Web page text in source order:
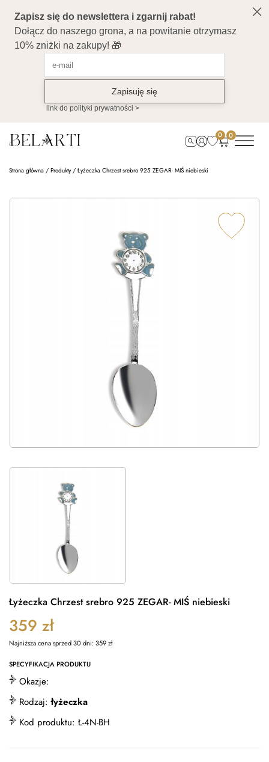
0 0
Strona główna / Produkty/ Łyżeczka Chrzest srebro 925 ZEGAR- MIŚ niebieski
Łyżeczka Chrzest srebro 925 ZEGAR- MIŚ niebieski
359 zł
Najniższa cena sprzed 30 dni:359zł
SPECYFIKACJA PRODUKTU
Okazje:
Rodzaj:łyżeczka
Kod produktu: Ł-4N-BH